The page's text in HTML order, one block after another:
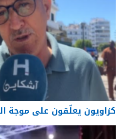
كزاويون يعلّقون على موجة